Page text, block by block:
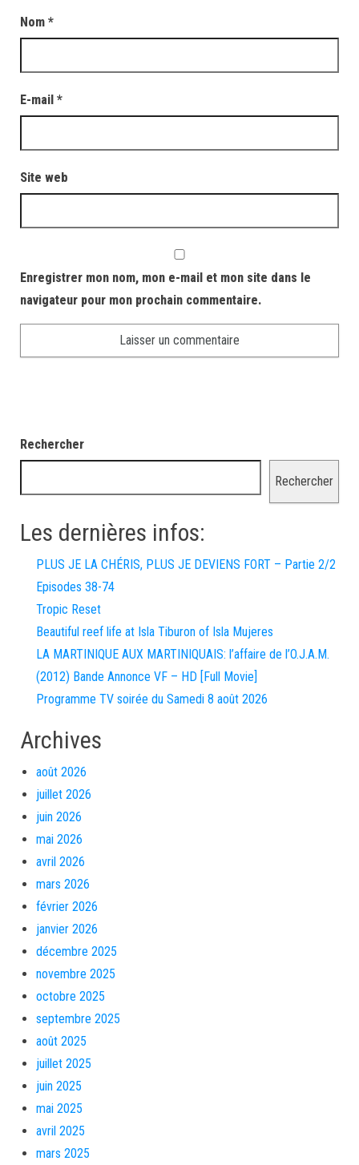
Nom *
E-mail *
Site web
Enregistrer mon nom, mon e-mail et mon site dans le
navigateur pour mon prochain commentaire.
Rechercher
Rechercher
Les dernières infos:
PLUS JE LA CHÉRIS, PLUS JE DEVIENS FORT – Partie 2/2
Episodes 38-74
Tropic Reset
Beautiful reef life at Isla Tiburon of Isla Mujeres
LA MARTINIQUE AUX MARTINIQUAIS: l’affaire de l’O.J.A.M.
(2012) Bande Annonce VF – HD [Full Movie]
Programme TV soirée du Samedi 8 août 2026
Archives
août 2026
juillet 2026
juin 2026
mai 2026
avril 2026
mars 2026
février 2026
janvier 2026
décembre 2025
novembre 2025
octobre 2025
septembre 2025
août 2025
juillet 2025
juin 2025
mai 2025
avril 2025
mars 2025